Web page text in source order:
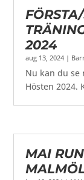
2024
aug 13, 2024 |
Nu kan du
Hösten 2024.
MAI